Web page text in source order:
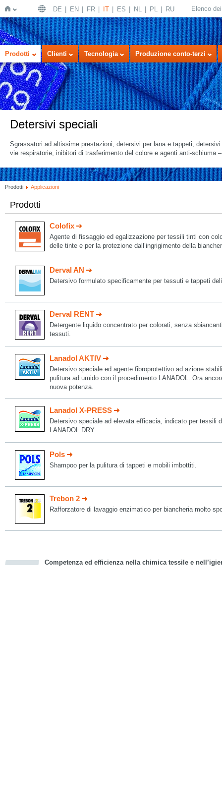
Home
DE EN FR IT ES NL PL RU Elenco
Prodotti Clienti Tecnologia Produzione conto-terzi
Detersivi speciali
Sgrassatori ad altissime prestazioni, detersivi per lana e tappeti,
vie respiratorie, inibitori di trasferimento del colore e agenti anti-
Prodotti Applicazioni
Prodotti
Colofix
Agente di fissaggio ed egalizzazione per tessili tinti con
delle tinte e per la protezione dall’ingrigimento della
Derval AN
Detersivo formulato specificamente per tessuti e tappeti
Derval RENT
Detergente liquido concentrato per colorati, senza
tessuti.
Lanadol AKTIV
Detersivo speciale ed agente fibroprotettivo ad azione
pulitura ad umido con il procedimento LANADOL. Ora
nuova potenza.
Lanadol X-PRESS
Detersivo speciale ad elevata efficacia, indicato per tessili
LANADOL DRY.
Pols
Shampoo per la pulitura di tappeti e mobili imbottiti.
Trebon 2
Rafforzatore di lavaggio enzimatico per biancheria molto
Competenza ed efficienza nella chimica tessile e